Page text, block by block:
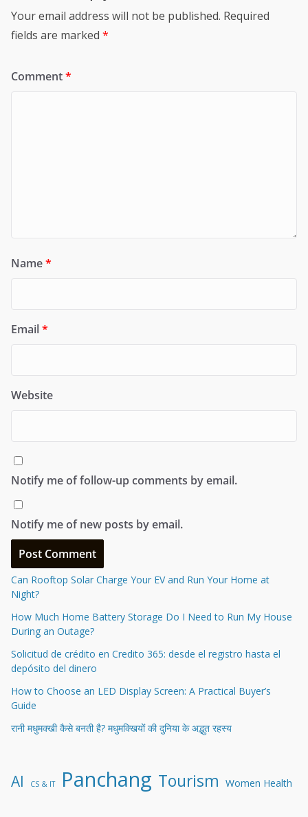
Your email address will not be published. Required
fields are marked *
Comment*
Name*
Email*
Website
Notify me of follow-up comments by email.
Notify me of new posts by email.
Can Rooftop Solar Charge Your EV and Run Your Home at
Night?
How Much Home Battery Storage Do I Need to Run My House
During an Outage?
Solicitud de crédito en Credito 365: desde el registro hasta el
depósito del dinero
How to Choose an LED Display Screen: A Practical Buyer’s
Guide
रानी मधुमक्खी कैसे बनती है? मधुमक्खियों की दुनिया के अद्भुत रहस्य
AI CS & IT Panchang Tourism Women Health